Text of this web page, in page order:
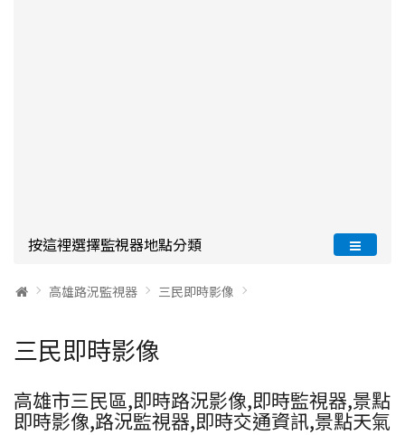
按這裡選擇監視器地點分類
高雄路況監視器 三民即時影像
三民即時影像
高雄市三民區,即時路況影像,即時監視器,景點
即時影像,路況監視器,即時交通資訊,景點天氣